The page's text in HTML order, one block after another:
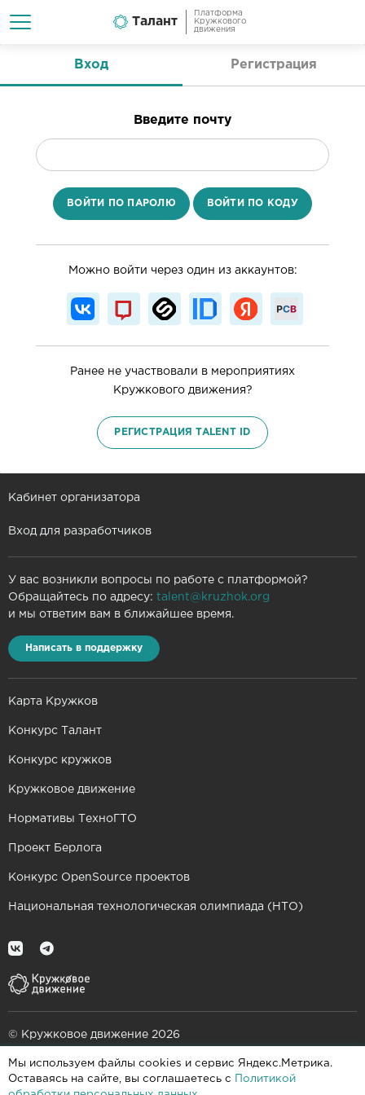
Мы используем файлы cookies и сервис Яндекс.Метрика.
Оставаясь на сайте, вы соглашаетесь с
Политикой
Талант
Платформа
Кружкового
движения
Вход Регистрация
Введите почту
ВОЙТИ ПО ПАРОЛЮ ВОЙТИ ПО КОДУ
Можно войти через один из аккаунтов:
Ранее не участвовали в мероприятиях
Кружкового движения?
РЕГИСТРАЦИЯ TALENT ID
Кабинет организатора
Вход для разработчиков
У вас возникли вопросы по работе с платформой?
Обращайтесь по адресу: talent@kruzhok.org
и мы ответим вам в ближайшее время.
Написать в поддержку
Карта Кружков
Конкурс Талант
Конкурс кружков
Кружковое движение
Нормативы ТехноГТО
Проект Берлога
Конкурс OpenSource проектов
Национальная технологическая олимпиада (НТО)
© Кружковое движение 2026
При поддержке